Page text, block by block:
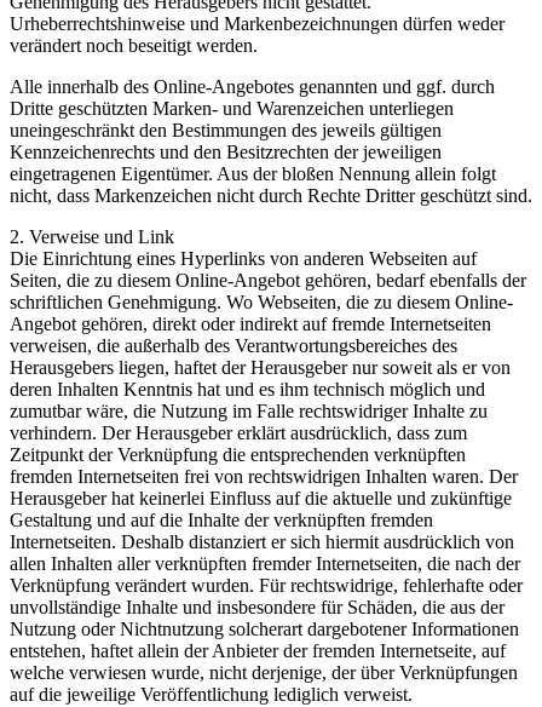
Urheberrechtshinweise und Markenbezeichnungen dürfen weder
verändert noch beseitigt werden.
Alle innerhalb des Online-Angebotes genannten und ggf. durch
Dritte geschützten Marken- und Warenzeichen unterliegen
uneingeschränkt den Bestimmungen des jeweils gültigen
Kennzeichenrechts und den Besitzrechten der jeweiligen
eingetragenen Eigentümer. Aus der bloßen Nennung allein folgt
nicht, dass Markenzeichen nicht durch Rechte Dritter geschützt sind.
2. Verweise und Link
Die Einrichtung eines Hyperlinks von anderen Webseiten auf
Seiten, die zu diesem Online-Angebot gehören, bedarf ebenfalls der
schriftlichen Genehmigung. Wo Webseiten, die zu diesem Online-
Angebot gehören, direkt oder indirekt auf fremde Internetseiten
verweisen, die außerhalb des Verantwortungsbereiches des
Herausgebers liegen, haftet der Herausgeber nur soweit als er von
deren Inhalten Kenntnis hat und es ihm technisch möglich und
zumutbar wäre, die Nutzung im Falle rechtswidriger Inhalte zu
verhindern. Der Herausgeber erklärt ausdrücklich, dass zum
Zeitpunkt der Verknüpfung die entsprechenden verknüpften
fremden Internetseiten frei von rechtswidrigen Inhalten waren. Der
Herausgeber hat keinerlei Einfluss auf die aktuelle und zukünftige
Gestaltung und auf die Inhalte der verknüpften fremden
Internetseiten. Deshalb distanziert er sich hiermit ausdrücklich von
allen Inhalten aller verknüpften fremder Internetseiten, die nach der
Verknüpfung verändert wurden. Für rechtswidrige, fehlerhafte oder
unvollständige Inhalte und insbesondere für Schäden, die aus der
Nutzung oder Nichtnutzung solcherart dargebotener Informationen
entstehen, haftet allein der Anbieter der fremden Internetseite, auf
welche verwiesen wurde, nicht derjenige, der über Verknüpfungen
auf die jeweilige Veröffentlichung lediglich verweist.